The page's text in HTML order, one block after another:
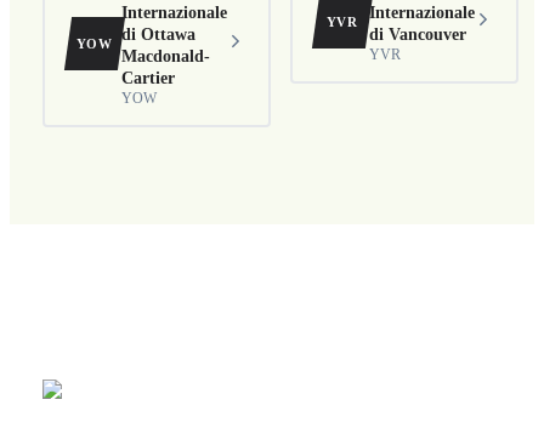
YOW
Internazionale
di Ottawa
Macdonald-
Cartier
YOW
YVR
Internazionale
di Vancouver
YVR